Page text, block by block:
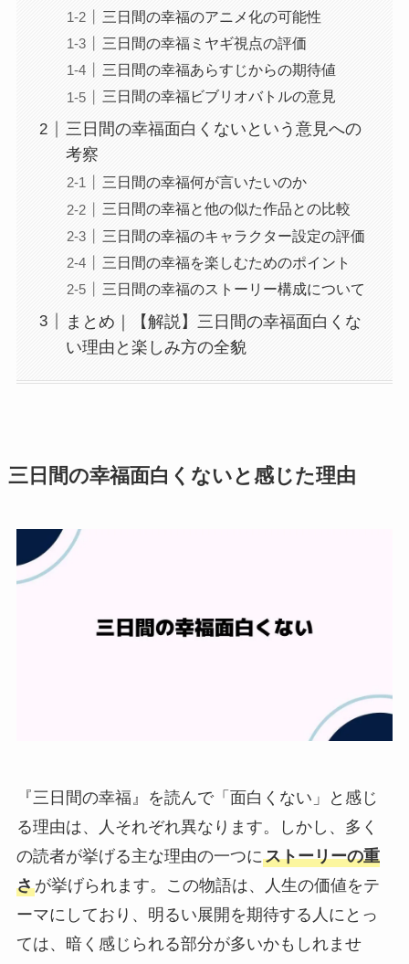
三日間の幸福のアニメ化の可能性
三日間の幸福ミヤギ視点の評価
三日間の幸福あらすじからの期待値
三日間の幸福ビブリオバトルの意見
三日間の幸福面白くないという意見への
考察
三日間の幸福何が言いたいのか
三日間の幸福と他の似た作品との比較
三日間の幸福のキャラクター設定の評価
三日間の幸福を楽しむためのポイント
三日間の幸福のストーリー構成について
まとめ｜【解説】三日間の幸福面白くな
い理由と楽しみ方の全貌
三日間の幸福面白くないと感じた理由
『三日間の幸福』を読んで「面白くない」と感じ
る理由は、人それぞれ異なります。しかし、多く
の読者が挙げる主な理由の一つにストーリーの重
さが挙げられます。この物語は、人生の価値をテ
ーマにしており、明るい展開を期待する人にとっ
ては、暗く感じられる部分が多いかもしれませ